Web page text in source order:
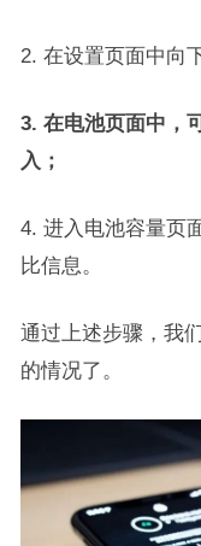
2. 在设置页面中向
3. 在电池页面中，
入；
4. 进入电池容量页
比信息。
通过上述步骤，我
的情况了。